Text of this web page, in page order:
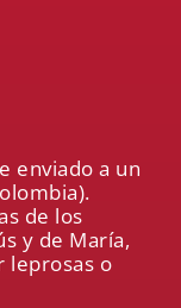
enviado a un
de los
y de María,
leprosas o